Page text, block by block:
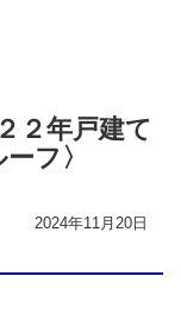
２年戸建て
フ〉
2024年11月20日